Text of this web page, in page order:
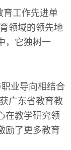
育工作先进单
领域的领先地
，它独树一
业导向相结合
广东省教育教
在教学研究领
励了更多教育